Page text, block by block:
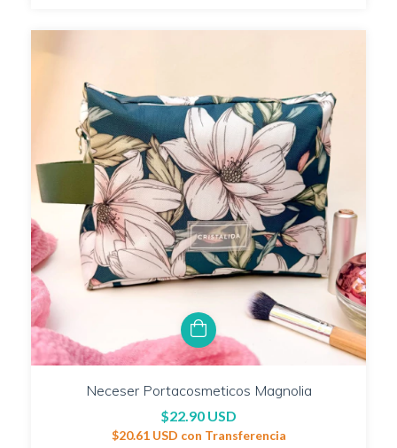
Neceser Portacosmeticos Magnolia
$22.90 USD
$20.61 USD con Transferencia